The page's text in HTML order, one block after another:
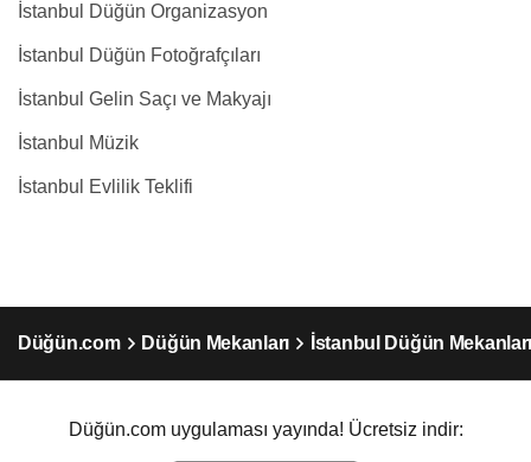
İstanbul Düğün Organizasyon
İstanbul Düğün Fotoğrafçıları
İstanbul Gelin Saçı ve Makyajı
İstanbul Müzik
İstanbul Evlilik Teklifi
Düğün.com Düğün Mekanları İstanbul Düğün
Düğün.com uygulaması yayında! Ücretsiz indir: